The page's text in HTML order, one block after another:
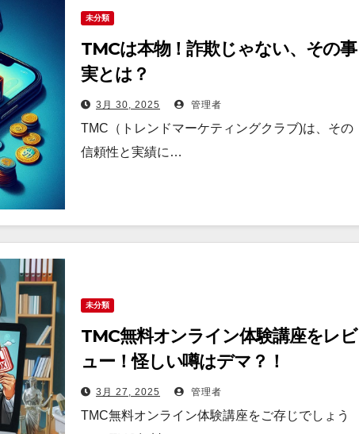
未分類
TMCは本物！詐欺じゃない、その事
実とは？
3月 30, 2025 管理者
TMC（トレンドマーケティングクラブ)は、その
信頼性と実績に…
未分類
TMC無料オンライン体験講座をレビ
ュー！怪しい噂はデマ？！
3月 27, 2025 管理者
TMC無料オンライン体験講座をご存じでしょう